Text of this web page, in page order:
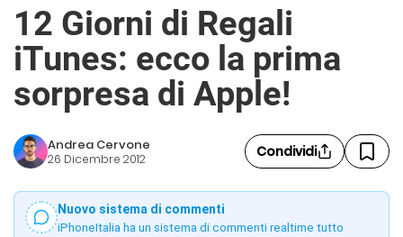
12 Giorni di Regali
iTunes: ecco la prima
sorpresa di Apple!
Andrea Cervone
26 Dicembre 2012 Condividi
Nuovo sistema di commenti
iPhoneItalia ha un sistema di commenti realtime tutto